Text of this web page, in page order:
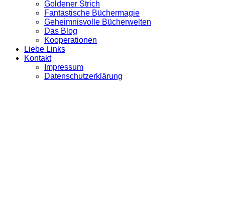
Goldener Strich
Fantastische Büchermagie
Geheimnisvolle Bücherwelten
Das Blog
Kooperationen
Liebe Links
Kontakt
Impressum
Datenschutzerklärung